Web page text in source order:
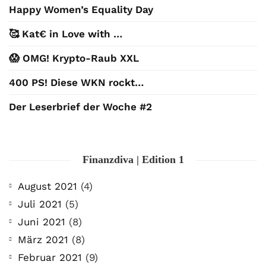
Happy Women’s Equality Day
🥰 Kat€ in Love with …
😱 OMG! Krypto-Raub XXL
400 PS! Diese WKN rockt…
Der Leserbrief der Woche #2
Finanzdiva | Edition 1
August 2021 (4)
Juli 2021 (5)
Juni 2021 (8)
März 2021 (8)
Februar 2021 (9)